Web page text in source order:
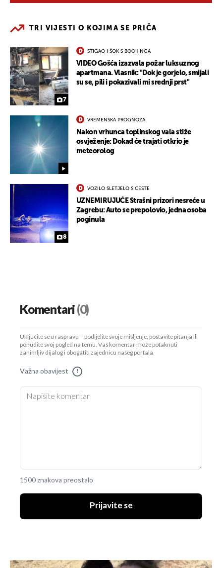
TRI VIJESTI O KOJIMA SE PRIČA
7
STIGAO I ŠOK S BOOKINGA
VIDEO Gošća izazvala požar luksuznog
apartmana. Vlasnik: "Dok je gorjelo, smijali
su se, pili i pokazivali mi srednji prst"
VREMENSKA PROGNOZA
Nakon vrhunca toplinskog vala stiže
osvježenje: Dokad će trajati otkrio je
meteorolog
8
VOZILO SLETJELO S CESTE
UZNEMIRUJUĆE Strašni prizori nesreće u
Zagrebu: Auto se prepolovio, jedna osoba
poginula
Komentari(0)
Uključite se u raspravu – podijelite svoje mišljenje, postavite pitanja ili
ponudite svoj pogled na temu. Vaš komentar može potaknuti
zanimljiv dijalog i obogatiti zajednicu našeg portala.
Važna obavijest !
1500 znakova preostalo
Prijavite se